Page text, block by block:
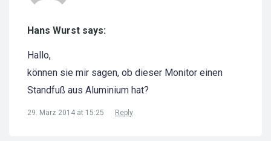
Hans Wurst says:
Hallo,
können sie mir sagen, ob dieser Monitor einen
Standfuß aus Aluminium hat?
29. März 2014 at 15:25 Reply